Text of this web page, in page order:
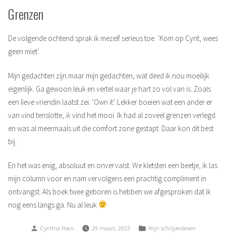
Grenzen
De volgende ochtend sprak ik mezelf serieus toe. ‘Kom op Cynt, wees
geen miet’.
Mijn gedachten zijn maar mijn gedachten, wat deed ik nou moeilijk
eigenlijk. Ga gewoon leuk en vertel waar je hart zo vol van is. Zoals
een lieve vriendin laatst zei: ‘Own it’. Lekker boeien wat een ander er
van vind tenslotte, ikvind het mooi. Ik had al zoveel grenzen verlegd
en was al meermaals uit die comfort zone gestapt. Daar kon dit best
bij.
En het was enig, absoluut en onvervalst. We kletsten een beetje, ik las
mijn column voor en nam vervolgens een prachtig compliment in
ontvangst. Als boek twee geboren is hebben we afgesproken dat ik
nog eens langs ga. Nu al leuk
Posted
Cynthia Poen 29 maart, 2023
Posted
Mijn schrijversleven